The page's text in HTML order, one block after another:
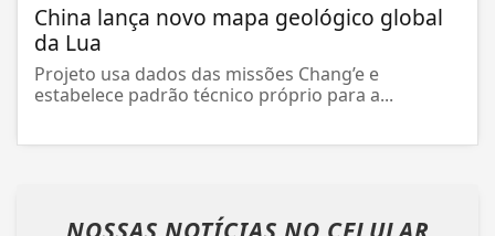
China lança novo mapa geológico global
da Lua
Projeto usa dados das missões Chang’e e
estabelece padrão técnico próprio para a...